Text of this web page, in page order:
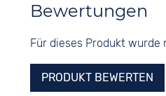
Bewertungen
Für dieses Produkt wurde
PRODUKT BEWERTEN